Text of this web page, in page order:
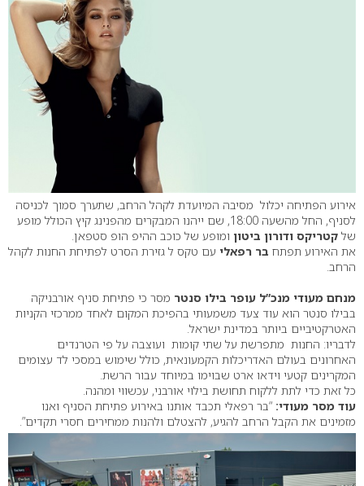
אירוע הפתיחה יכלול מסיבה המיועדת לקהל הרחב, שתערך סמוך לכניסה
לסניף, החל מהשעה 18:00, שם ייהנו המבקרים מהפנינג קיץ הכולל מופע
של קטריקס ודורון ביטון ומופע של כוכב ההיפ הופ סטפאן.
את האירוע תפתח בר רפאלי עם טקס ל גזירת הסרט לפתיחת החנות לקהל
הרחב.
מנחם מעודי מנכ”ל עופר בילו סנטר מסר כי פתיחת סניף אורבניקה
בבילו סנטר הוא עוד צעד משמעותי בהפיכת המקום לאחד ממרכזי הקניות
האטרקטיביים ביותר במדינת ישראל.
לדבריו: החנות מתפרשת על שתי קומות ועוצבה על פי הטרנדים
האחרונים בעולם האדריכלות הקמעונאית, כולל שימוש במסכי לד עצומים
המקרינים קטעי וידאו ארט שבוימו במיוחד עבור הרשת.
כל זאת כדי לתת ללקוח תחושת בילוי אורבני, עכשווי ומהנה.
עוד מסר מעודי: “בר רפאלי תכבד אותנו באירוע פתיחת הסניף ואנו
מזמינים את הקבל הרחב להגיע, להצטלם ולהנות ממחירים חסרי תקדים”.